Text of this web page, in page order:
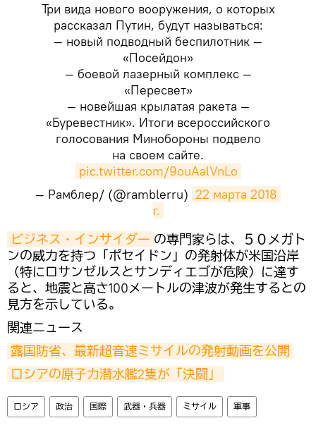
Три вида нового вооружения, о которых
рассказал Путин, будут называться:
— новый подводный беспилотник —
«Посейдон»
— боевой лазерный комплекс —
«Пересвет»
— новейшая крылатая ракета —
«Буревестник». Итоги всероссийского
голосования Минобороны подвело
на своем сайте.
pic.twitter.com/9ouAalVnLo
— Рамблер/ (@ramblerru) 22 марта 2018
г.
​ビジネス・インサイダー の専門家らは、５０メガト
ンの威力を持つ「ポセイドン」の発射体が米国沿岸
（特にロサンゼルスとサンディエゴが危険）に達す
ると、地震と高さ100メートルの津波が発生するとの
見方を示している。
関連ニュース
露国防省、最新超音速ミサイルの発射動画を公開
ロシアの原子力潜水艦2隻が「決闘」
ロシア 政治 国際 武器・兵器 ミサイル 軍事